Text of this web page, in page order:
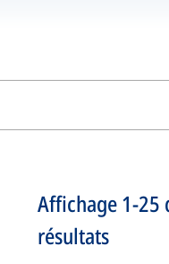
Affichage1-25
résultats